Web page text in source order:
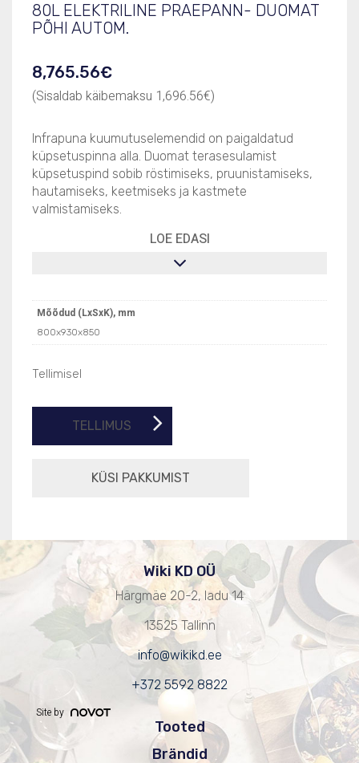
80L ELEKTRILINE PRAEPANN- DUOMAT
PÕHI AUTOM.
8,765.56€
(Sisaldab käibemaksu 1,696.56€)
Infrapuna kuumutuselemendid on paigaldatud
küpsetuspinna alla. Duomat terasesulamist
küpsetuspind sobib röstimiseks, pruunistamiseks,
hautamiseks, keetmiseks ja kastmete
valmistamiseks.
LOE EDASI
Mõõdud (LxSxK), mm
800x930x850
Tellimisel
TELLIMUS
Wiki KD OÜ
Härgmäe 20-2, ladu 14
13525 Tallinn
info@wikikd.ee
+372 5592 8822
Site by
Tooted
Brändid